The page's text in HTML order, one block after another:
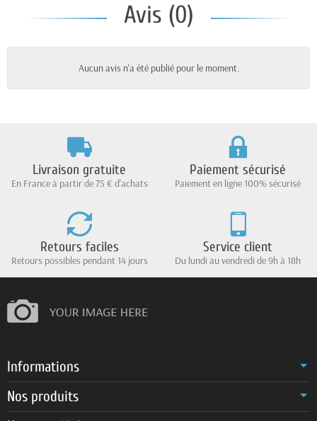
Avis (0)
Aucun avis n'a été publié pour le moment.
Livraison gratuite
En France à partir de 75 € d'achats
Paiement sécurisé
Paiement en ligne 100% sécurisé
Retours faciles
Retours possibles pendant 14 jours
Service client
Du lundi au vendredi de 9h à 18h
Informations
Nos produits